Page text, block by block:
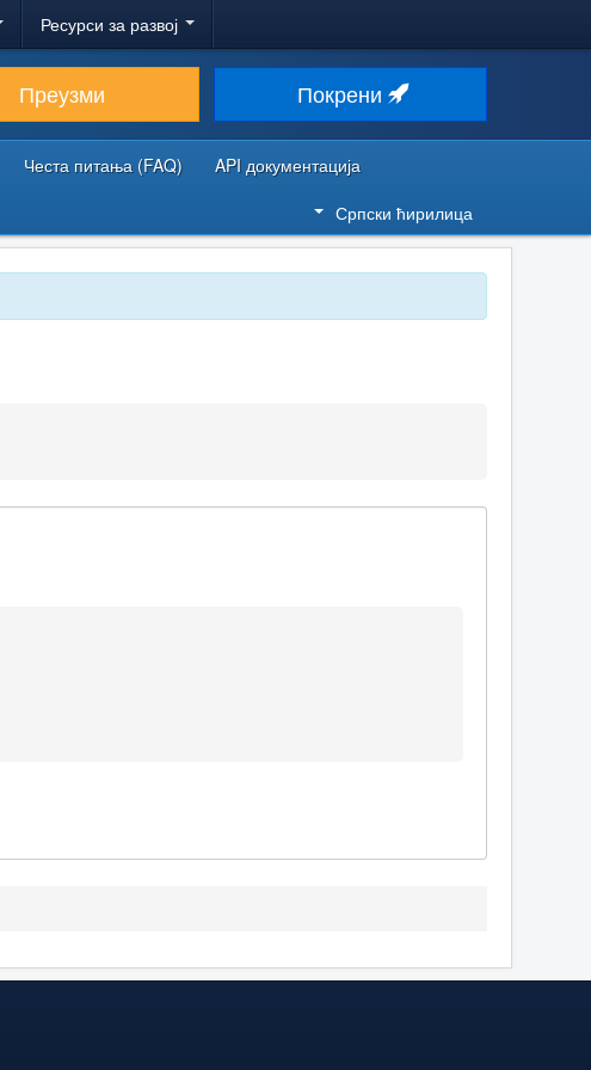
Ресурси за развој
Преузми Покрени
Честа питања (FAQ)
API документација
Српски ћирилица